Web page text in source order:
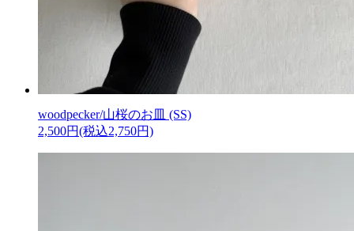
woodpecker/山桜のお皿 (SS)
2,500円(税込2,750円)